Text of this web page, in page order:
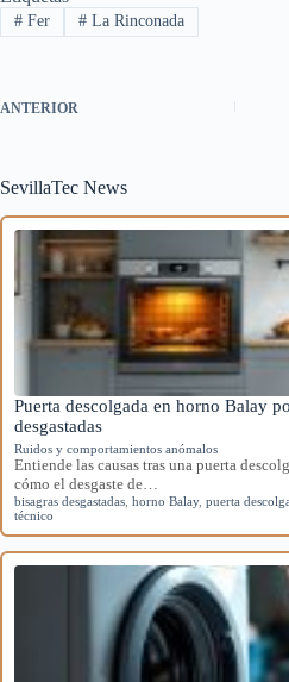
#Fer #La Rinconada
ANTERIOR
SevillaTec News
Puerta descolgada en horno Balay
desgastadas
Ruidos y comportamientos anómalos
Entiende las causas tras una puerta
cómo el desgaste de…
bisagras desgastadas horno Balay, puerta
técnico